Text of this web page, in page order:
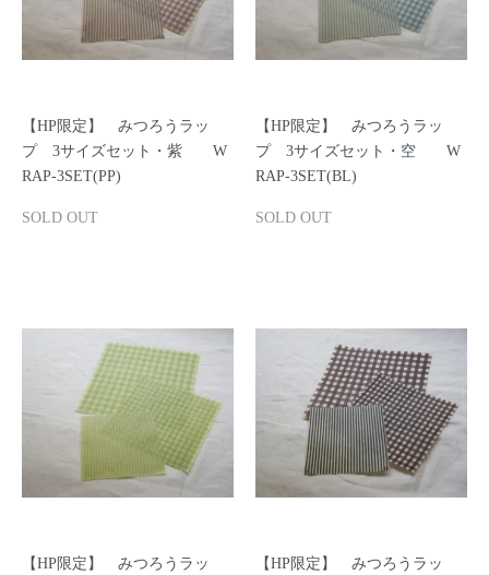
【HP限定】 みつろうラッ
プ 3サイズセット・紫 W
RAP-3SET(PP)
SOLD OUT
【HP限定】 みつろうラッ
プ 3サイズセット・空 W
RAP-3SET(BL)
SOLD OUT
【HP限定】 みつろうラッ
【HP限定】 みつろうラッ